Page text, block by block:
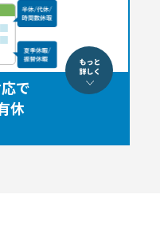
で
休